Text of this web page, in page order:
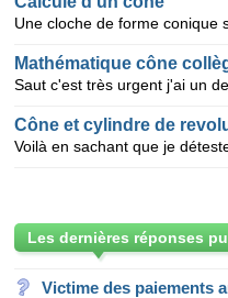
Mathématique cône
Cône et cylindre de
Les dernières réponses
Victime des paiements